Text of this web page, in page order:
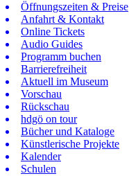
Öffnungszeiten & Preise
Anfahrt & Kontakt
Online Tickets
Audio Guides
Programm buchen
Barrierefreiheit
Aktuell im Museum
Vorschau
Rückschau
hdgö on tour
Bücher und Kataloge
Künstlerische Projekte
Kalender
Schulen